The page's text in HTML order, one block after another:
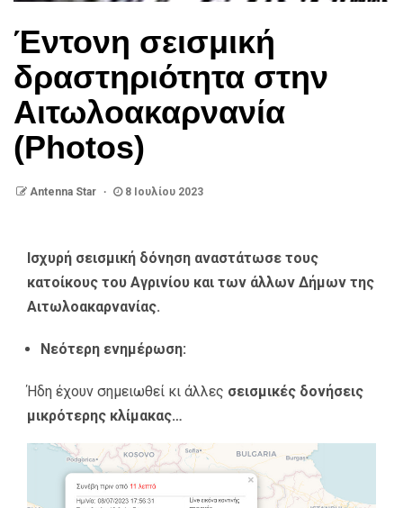
Έντονη σεισμική
δραστηριότητα στην
Αιτωλοακαρνανία
(Photos)
Antenna Star 8 Ιουλίου 2023
Ισχυρή σεισμική δόνηση αναστάτωσε τους
κατοίκους του Αγρινίου και των άλλων Δήμων της
Αιτωλοακαρνανίας.
Νεότερη ενημέρωση:
Ήδη έχουν σημειωθεί κι άλλες σεισμικές δονήσεις
μικρότερης κλίμακας…